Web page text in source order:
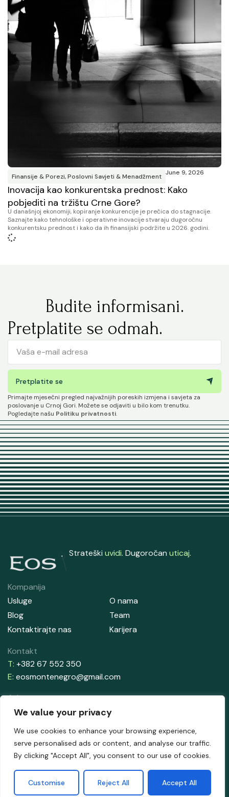
We value your privacy
We use cookies to enhance your browsing experience,
serve personalised ads or content, and analyse our traffic.
By clicking "Accept All", you consent to our use of cookies.
Customise Reject All Accept All
Finansije & Porezi,Poslovni Savjeti & Menadžment June 9, 2026
Inovacija kao konkurentska prednost: Kako
pobjediti na tržištu Crne Gore?
U današnjoj ekonomiji, kopiranje konkurencije je prečica do stagnacije.
Saznajte kako tehnološke i operativne inovacije stvaraju dugoročnu
konkurentsku prednost i kako da ih finansijski podržite u 2026. godini.
Budite informisani.
Pretplatite se odmah.
Pretplatite se
Primajte mjesečni pregled najvažnijih poreskih izmjena i savjeta za
poslovanje u Crnoj Gori. Možete se odjaviti u bilo kom trenutku.
Pogledajte našu Politiku privatnosti.
Strateški uvidi. Dugoročan uticaj.
Kompanija
Usluge
Blog
Kontaktirajte nas
O nama
Team
Karijera
Kontakt
T: +382 67 552 350
E: eosmontenegro@gmail.com
Adresa
Aleksandrova Obala 33, Zelenika
2026 © EOS ME. Napravljeno sa
od Culin.ME.
Uslovi korišćenja
Politika privatnosti